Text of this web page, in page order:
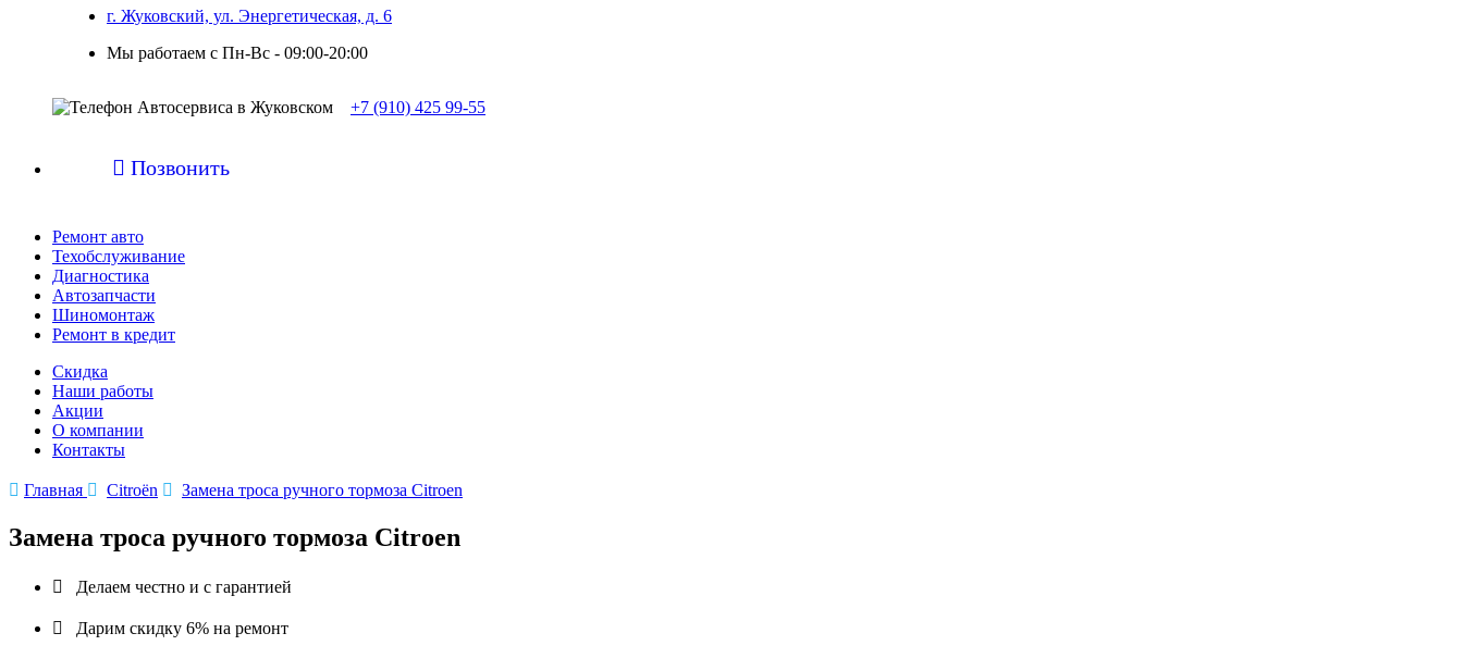
г. Жуковский, ул. Энергетическая, д. 6
Мы работаем с Пн-Вc - 09:00-20:00
+7 (910) 425 99-55
 Позвонить
Ремонт авто
Техобслуживание
Диагностика
Автозапчасти
Шиномонтаж
Ремонт в кредит
Скидка
Наши работы
Акции
О компании
Контакты
 Главная  Citroën  Замена троса ручного тормоза Citroen
Замена троса ручного тормоза Citroen
 Делаем честно и с гарантией
 Дарим скидку 6% на ремонт